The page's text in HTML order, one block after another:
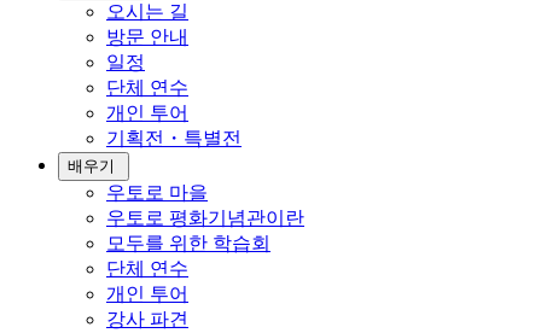
오시는 길
방문 안내
일정
단체 연수
개인 투어
기획전・특별전
배우기
우토로 마을
우토로 평화기념관이란
모두를 위한 학습회
단체 연수
개인 투어
강사 파견